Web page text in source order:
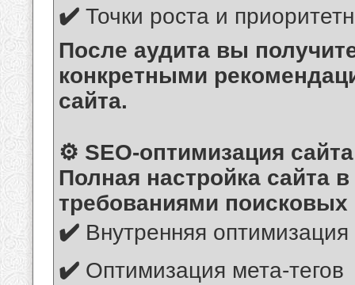
✔️ Точки роста и
После аудита вы
конкретными
сайта.
⚙️ SEO-оптимизация
Полная настройка сайта
требованиями поисковых
✔️ Внутренняя оптимизация
✔️ Оптимизация мета-тегов